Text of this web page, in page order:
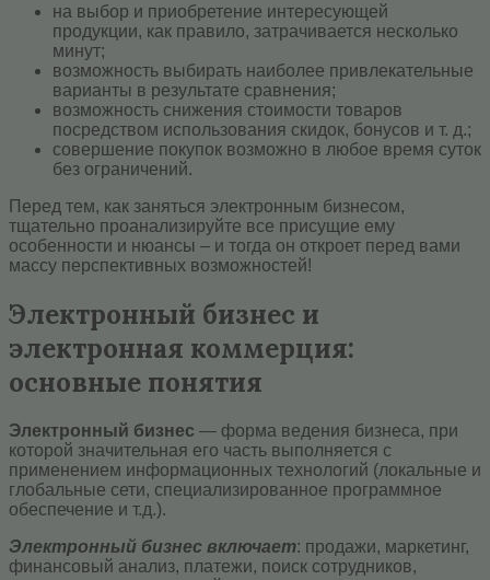
на выбор и приобретение интересующей
продукции, как правило, затрачивается несколько
минут;
возможность выбирать наиболее привлекательные
варианты в результате сравнения;
возможность снижения стоимости товаров
посредством использования скидок, бонусов и т. д.;
совершение покупок возможно в любое время суток
без ограничений.
Перед тем, как заняться электронным бизнесом,
тщательно проанализируйте все присущие ему
особенности и нюансы – и тогда он откроет перед вами
массу перспективных возможностей!
Электронный бизнес и
электронная коммерция:
основные понятия
Электронный бизнес — форма ведения бизнеса, при
которой значительная его часть выполняется с
применением информационных технологий (локальные и
глобальные сети, специализированное программное
обеспечение и т.д.).
Электронный бизнес включает: продажи, маркетинг,
финансовый анализ, платежи, поиск сотрудников,